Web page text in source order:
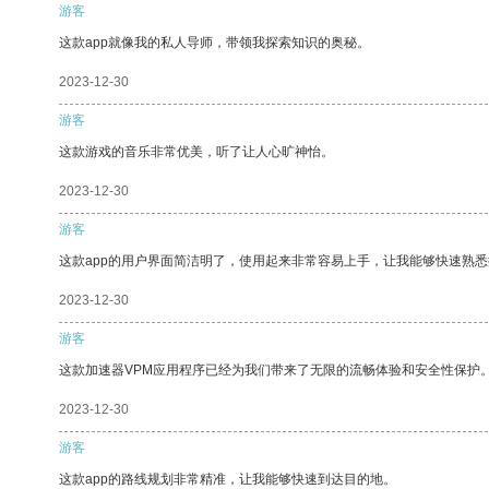
游客
这款app就像我的私人导师，带领我探索知识的奥秘。
2023-12-30
游客
这款游戏的音乐非常优美，听了让人心旷神怡。
2023-12-30
游客
这款app的用户界面简洁明了，使用起来非常容易上手，让我能够快速熟悉
2023-12-30
游客
这款加速器VPM应用程序已经为我们带来了无限的流畅体验和安全性保护。
2023-12-30
游客
这款app的路线规划非常精准，让我能够快速到达目的地。